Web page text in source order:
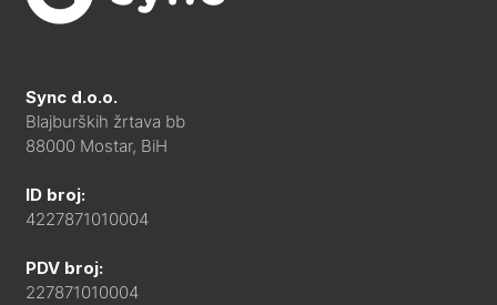
Sync d.o.o.
Blajburških žrtava bb
88000 Mostar, BiH
ID broj:
4227871010004
PDV broj:
227871010004